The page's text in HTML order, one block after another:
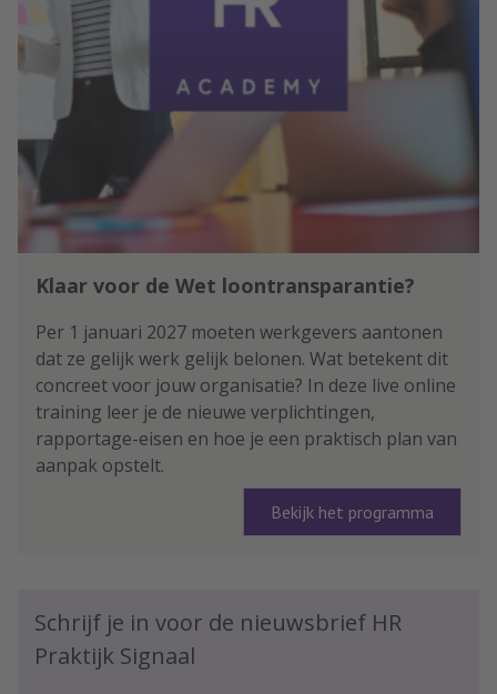
Klaar voor de Wet loontransparantie?
Per 1 januari 2027 moeten werkgevers aantonen
dat ze gelijk werk gelijk belonen. Wat betekent dit
concreet voor jouw organisatie? In deze live online
training leer je de nieuwe verplichtingen,
rapportage-eisen en hoe je een praktisch plan van
aanpak opstelt.
Bekijk het programma
Schrijf je in voor de nieuwsbrief HR
Praktijk Signaal